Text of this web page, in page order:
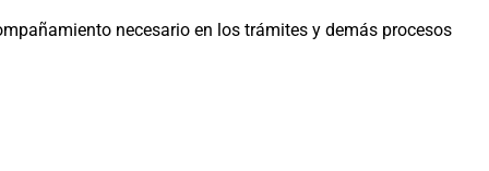
necesario en los trámites y demás procesos